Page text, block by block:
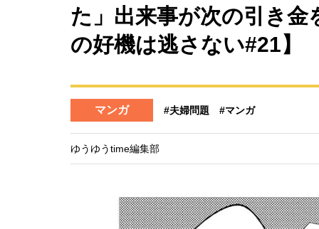
た」出来事が次の引き
の好機は逃さない#21】
マンガ #夫婦問題 #マンガ
ゆうゆうtime編集部